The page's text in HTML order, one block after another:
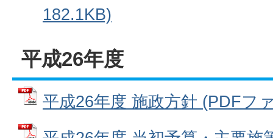
182.1KB)
平成26年度
平成26年度 施政方針 (PDFフ